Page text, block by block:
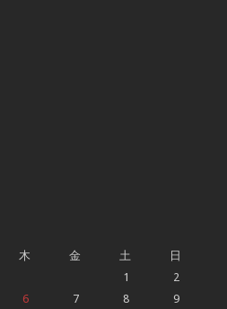
木 金 土
日
1
2
6 7 8
9